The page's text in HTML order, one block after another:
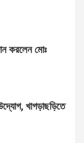
করলেন মোঃ
খাগড়াছড়িতে